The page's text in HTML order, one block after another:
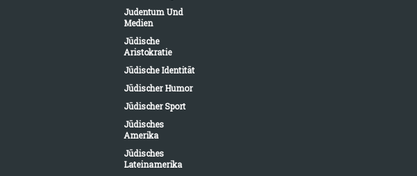
Judentum Und
Medien
Jüdische
Aristokratie
Jüdische Identität
Jüdischer Humor
Jüdischer Sport
Jüdisches
Amerika
Jüdisches
Lateinamerika